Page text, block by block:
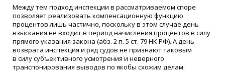
Между тем подход инспекции в рассматриваемом споре
позволяет реализовать компенсационную функцию
процентов лишь частично, поскольку в этом случае день
взыскания не входит в период начисления процентов в силу
прямого указания закона (абз. 2 п. 5 ст. 79 НК РФ). А день
возврата инспекция и ряд судов не признают таковым
в силу субъективного усмотрения и неверного
транспонирования выводов по якобы схожим делам.